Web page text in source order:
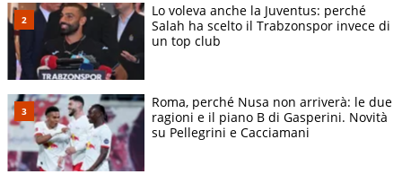
Lo voleva anche la Juventus: perché
Salah ha scelto il Trabzonspor invece di
un top club
Roma, perché Nusa non arriverà: le due
ragioni e il piano B di Gasperini. Novità
su Pellegrini e Cacciamani